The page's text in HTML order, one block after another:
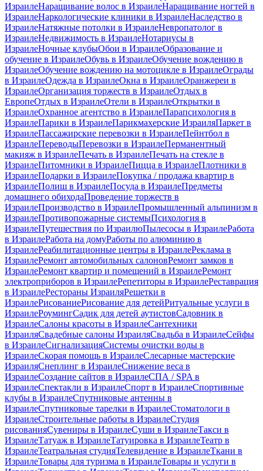
ИзраилеНаращивание волос в ИзраилеНаращивание ногтей в
ИзраилеНаркологические клиники в ИзраилеНаследство в
ИзраилеНатяжные потолки в ИзраилеНевропатолог в
ИзраилеНедвижимость в ИзраилеНотариусы в
ИзраилеНочные клубыОбои в ИзраилеОбразование и
обучение в ИзраилеОбувь в ИзраилеОбучение вождению в
ИзраилеОбучение вождению на мотоцикле в ИзраилеОграды
в ИзраилеОдежда в ИзраилеОкна в ИзраилеОранжереи в
ИзраилеОрганизация торжеств в ИзраилеОтдых в
ЕвропеОтдых в ИзраилеОтели в ИзраилеОткрытки в
ИзраилеОхранное агентство в ИзраилеПарапсихология в
ИзраилеПарики в ИзраилеПарикмахерские ИзраиляПаркет в
ИзраилеПассажирские перевозки в ИзраилеПейнтбол в
ИзраилеПереводыПеревозки в ИзраилеПерманентный
макияж в ИзраилеПечать в ИзраилеПечать на стекле в
ИзраилеПитомники в ИзраилеПицца в ИзраилеПлотники в
ИзраилеПодарки в ИзраилеПокупка / продажа квартир в
ИзраилеПолиш в ИзраилеПосуда в ИзраилеПредметы
домашнего обиходаПроведение торжеств в
ИзраилеПроизводство в ИзраилеПромышленный альпинизм в
ИзраилеПротивопожарные системыПсихология в
ИзраилеПутешествия по ИзраилюПылесосы в ИзраилеРабота
в ИзраилеРабота на домуРаботы по алюминию в
ИзраилеРеабилитационные центры в ИзраилеРеклама в
ИзраилеРемонт автомобильных салоновРемонт замков в
ИзраилеРемонт квартир и помещений в ИзраилеРемонт
электроприборов в ИзраилеРепетиторы в ИзраилеРеставрация
в ИзраилеРестораны ИзраиляРешетки в
ИзраилеРисованиеРисование для детейРитуальные услуги в
ИзраилеРоумингСадик для детей аутистовСадовник в
ИзраилеСалоны красоты в ИзраилеСантехники
ИзраиляСвадебные салоны ИзраиляСвадьба в ИзраилеСейфы
в ИзраилеСигнализацияСистемы очистки воды в
ИзраилеСкорая помощь в ИзраилеСлесарные мастерские
ИзраиляСнеплинг в ИзраилеСнижение веса в
ИзраилеСоздание сайтов в ИзраилеСПА / SPA в
ИзраилеСпектакли в ИзраилеСпорт в ИзраилеСпортивные
клубы в ИзраилеСпутниковые антенны в
ИзраилеСпутниковые тарелки в ИзраилеСтоматологи в
ИзраилеСтроительные работы в ИзраилеСтудия
рисованияСувениры в ИзраилеСуши в ИзраилеТакси в
ИзраилеТатуаж в ИзраилеТатуировка в ИзраилеТеатр в
ИзраилеТеатральная студияТелевидение в ИзраилеТкани в
ИзраилеТовары для туризма в ИзраилеТовары и услуги в